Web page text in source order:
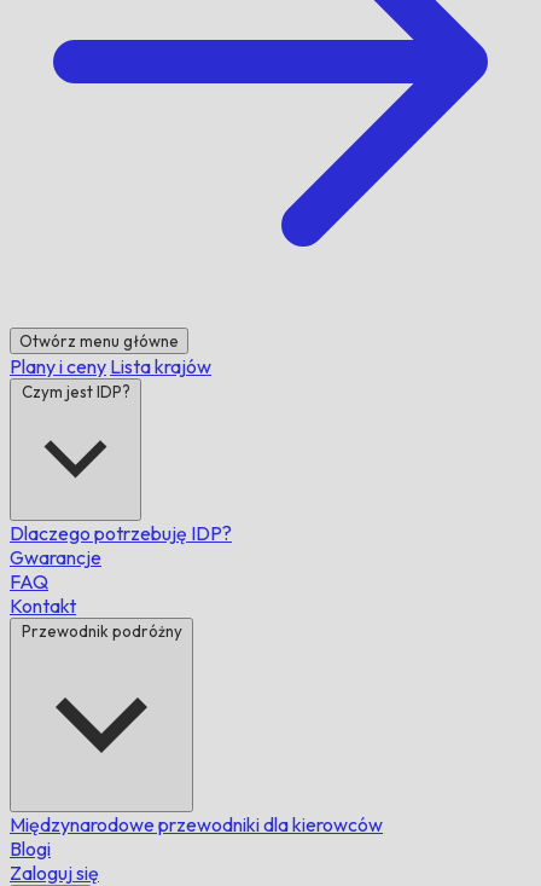
Otwórz menu główne
Plany i ceny Lista krajów
Czym jest IDP?
Dlaczego potrzebuję IDP?
Gwarancje
FAQ
Kontakt
Przewodnik podróżny
Międzynarodowe przewodniki dla kierowców
Blogi
Zaloguj się